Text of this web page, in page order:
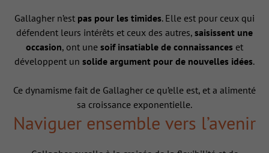
Gallagher n’est pas pour les timides. Elle est pour ceux qui
défendent leurs intérêts et ceux des autres, saisissent une
occasion, ont une soif insatiable de connaissances et
développent un solide argument pour de nouvelles idées.
Ce dynamisme fait de Gallagher ce qu’elle est, et a alimenté
sa croissance exponentielle.
Naviguer ensemble vers l’avenir